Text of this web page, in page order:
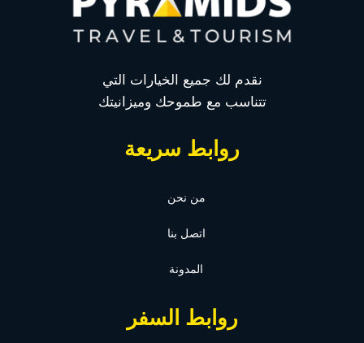
نقدم لك جميع الخيارات التي
تتناسب مع طموحك وميزانيتك
روابط سريعة
من نحن
اتصل بنا
المدونة
روابط السفر